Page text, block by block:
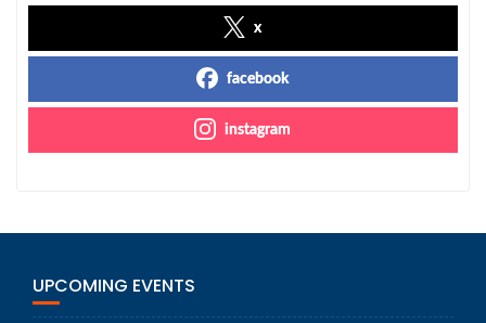
x
facebook
instagram
UPCOMING EVENTS